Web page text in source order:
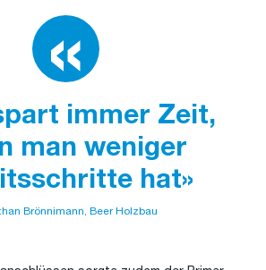
immer Zeit,
man weniger
hat»
Brönnimann, Beer Holzbau